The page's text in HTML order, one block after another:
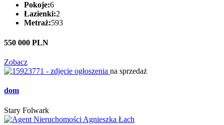
Pokoje:6
Łazienki:2
Metraż:593
550 000 PLN
Zobacz
na sprzedaż
dom
Stary Folwark